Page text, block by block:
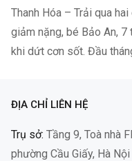
Thanh Hóa – Trải qua
giảm nặng, bé Bảo An,
khi dứt cơn sốt. Đầu
ĐỊA CHỈ LIÊN HỆ
Trụ sở: Tầng 9, Toà nhà
phường Cầu Giấy, Hà Nội